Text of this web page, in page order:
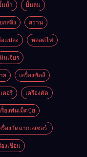
มน้ำ ปั้มลม
กสลิง สว่าน
แปลง หลอดไฟ
หินเจียร
ย เครื่องขัดสี
ตอรี่ เครื่องตัด
รื่องพ่นเม็ดปุ๋ย
รื่องวัดฉากเลเซอร์
องเชื่อม